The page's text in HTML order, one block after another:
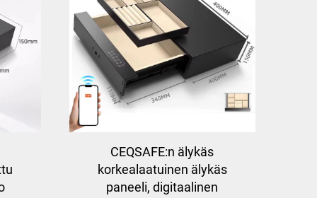
CEQSAFE:n älykäs
korkealaatuinen älykäs
paneeli, digitaalinen